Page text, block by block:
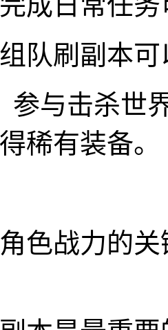
队刷副本
参与击杀世
稀有装备。
色战力的